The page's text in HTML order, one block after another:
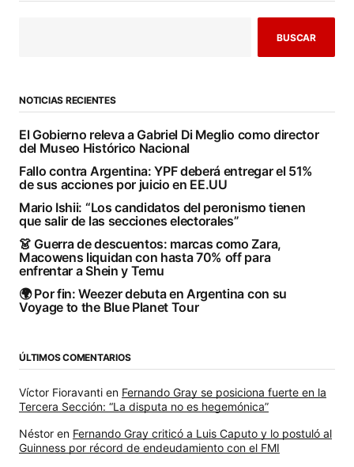
BUSCAR
NOTICIAS RECIENTES
El Gobierno releva a Gabriel Di Meglio como director
del Museo Histórico Nacional
Fallo contra Argentina: YPF deberá entregar el 51%
de sus acciones por juicio en EE.UU
Mario Ishii: “Los candidatos del peronismo tienen
que salir de las secciones electorales”
👗 Guerra de descuentos: marcas como Zara,
Macowens liquidan con hasta 70% off para
enfrentar a Shein y Temu
🌍 Por fin: Weezer debuta en Argentina con su
Voyage to the Blue Planet Tour
ÚLTIMOS COMENTARIOS
Víctor Fioravanti en Fernando Gray se posiciona fuerte en la
Tercera Sección: “La disputa no es hegemónica”
Néstor en Fernando Gray criticó a Luis Caputo y lo postuló al
Guinness por récord de endeudamiento con el FMI